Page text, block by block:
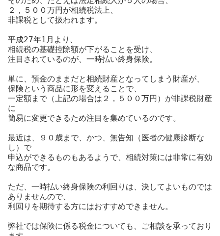
２，５００万円が相続税法上、
非課税として扱われます。
平成27年1月より、
相続税の基礎控除額が下がることを受け、
注目されているのが、一時払い終身保険。
単に、預金のままだと相続財産となってしまう財産が、
保険という商品に形を変えることで、
一定額まで（上記の場合は２，５００万円）が非課税財産
に
簡易に変更できるため注目を集めているのです。
最近は、９０歳まで、かつ、無告知（医者の健康診断な
し）で
申込ができるものもあるようで、相続対策には非常に有効
な商品です。
ただ、一時払い終身保険の利回りは、決してよいものでは
ありませんので、
利回りを期待する方にはおすすめできません。
弊社では保険に係る税金についても、ご相談を承っており